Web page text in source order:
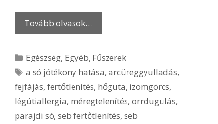
Tovább olvasok…
Kategória
Egészség, Egyéb, Fűszerek
Címkék
a só jótékony hatása,arcüreggyulladás,
fejfájás, fertőtlenítés, hőguta, izomgörcs,
légútiallergia, méregtelenítés, orrdugulás,
parajdi só, seb fertőtlenítés, seb